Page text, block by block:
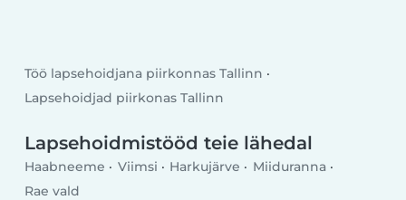
Töö lapsehoidjana piirkonnas Tallinn
Lapsehoidjad piirkonas Tallinn
Lapsehoidmistööd teie lähedal
Haabneeme Viimsi Harkujärve
Miiduranna
Rae vald